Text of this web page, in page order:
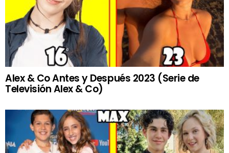
Alex & Co Antes y Después 2023 (Serie de
Televisión Alex & Co)